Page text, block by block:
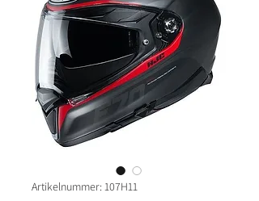
Artikelnummer: 107H11